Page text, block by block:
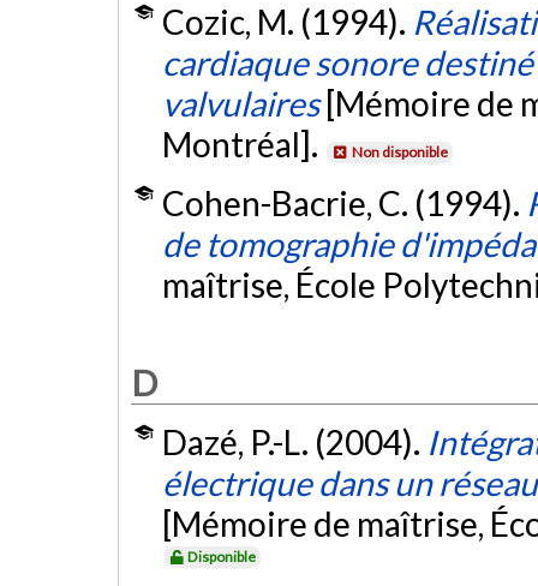
Cozic, M. (1994).
cardiaque sonore
valvulaires [Mémoire de
Montréal].
Non disponible
Cohen-Bacrie, C. (1994).
de tomographie
maîtrise, École
D
Dazé, P.-L. (2004).
électrique dans un
[Mémoire de maîtrise,
Disponible